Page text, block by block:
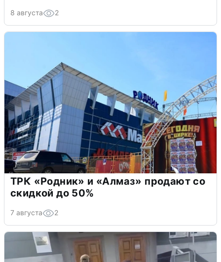
8 августа 2
ТРК «Родник» и «Алмаз» продают со
скидкой до 50%
7 августа 2